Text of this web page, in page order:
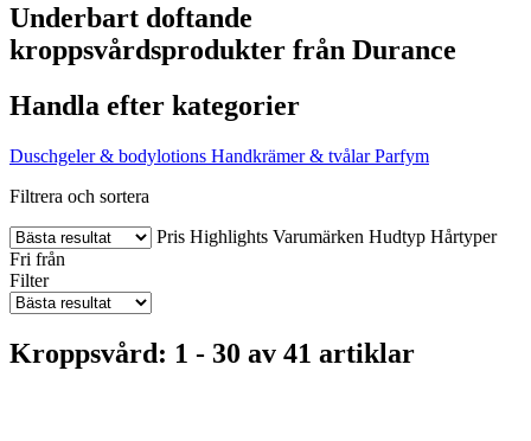
Underbart doftande
kroppsvårdsprodukter från Durance
Handla efter kategorier
Duschgeler & bodylotions Handkrämer & tvålar Parfym
Filtrera och sortera
Pris Highlights Varumärken Hudtyp Hårtyper
Fri från
Filter
Kroppsvård: 1 - 30 av 41 artiklar